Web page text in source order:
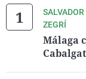
ZEGRÍ
Málaga